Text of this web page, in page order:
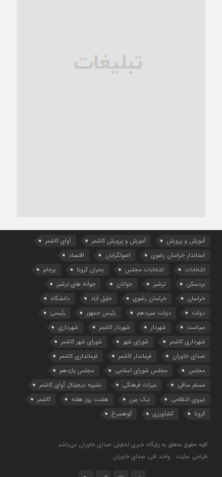
آموزش و پرورش آموزش و پرورش کاشمر
آوای کاشمر
استاندار خراسان رضوی
اصولگرایان
اقتصاد
انتخابات
انتخابات مجلس بحران کرونا
برجام
بردسکن
ترشیز جوانان
جوانه های ترشیز
خراسان
خراسان رضوی خلیل آباد
دانشگاه
دولت
دولت سیزدهم رئیس جمهور
رئیسی
سیاست
شهردار شهردار کاشمر
شهرداری
شهرداری کاشمر
شورای شهر
شورای شهر کاشمر
صدای خاوران
فرماندار کاشمر
فرمانداری کاشمر
مجلس
مجلس شورای اسلامی
مجلس یازدهم
مسلم ساقی
میراث فرهنگی
نشریه دیجیتال آوای کاشمر
نیروی انتظامی
نیک بین هشت روز هفته
کاشمر
کرونا
کشاورزی کوهسرخ
کلیه حقوق متعلق به پایگاه خبری تحلیلی صدای خاوران می‌باشد.
طراحی سایت : واحد فنی صدای خاوران